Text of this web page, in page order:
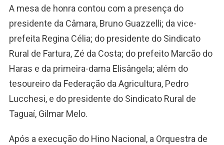
A mesa de honra contou com a presença do
presidente da Câmara, Bruno Guazzelli; da vice-
prefeita Regina Célia; do presidente do Sindicato
Rural de Fartura, Zé da Costa; do prefeito Marcão do
Haras e da primeira-dama Elisângela; além do
tesoureiro da Federação da Agricultura, Pedro
Lucchesi, e do presidente do Sindicato Rural de
Taguaí, Gilmar Melo.
Após a execução do Hino Nacional, a Orquestra de